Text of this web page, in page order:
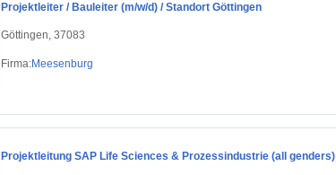
Projektleiter / Bauleiter (m/w/d) / Standort Göttingen
Göttingen, 37083
Firma:Meesenburg
Projektleitung SAP Life Sciences & Prozessindustrie (all genders)